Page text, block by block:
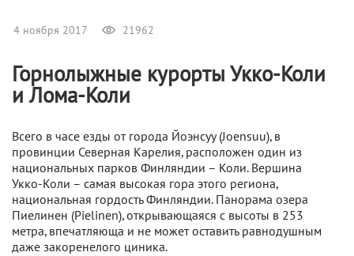
4 ноября 2017 21962
Горнолыжные курорты Укко-Коли
и Лома-Коли
Всего в часе езды от города Йоэнсуу (Joensuu), в
провинции Северная Карелия, расположен один из
национальных парков Финляндии – Коли. Вершина
Укко-Коли – самая высокая гора этого региона,
национальная гордость Финляндии. Панорама озера
Пиелинен (Pielinen), открывающаяся с высоты в 253
метра, впечатляюща и не может оставить равнодушным
даже закоренелого циника.